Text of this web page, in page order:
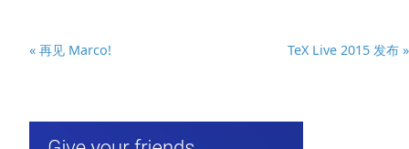
« 再见 Marco! TeX Live 2015 发布 »